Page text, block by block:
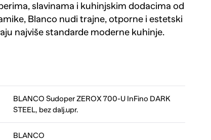
slavinama i kuhinjskim dodacima od
Blanco nudi trajne, otporne i estetski
najviše standarde moderne kuhinje.
BLANCO Sudoper ZEROX 700-U InFino DARK
STEEL, bez dalj.upr.
BLANCO